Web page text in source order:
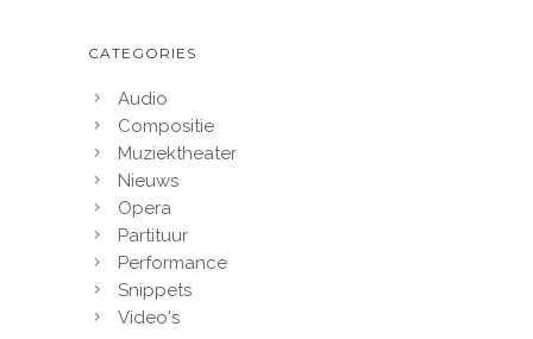
CATEGORIES
Audio
Compositie
Muziektheater
Nieuws
Opera
Partituur
Performance
Snippets
Video's